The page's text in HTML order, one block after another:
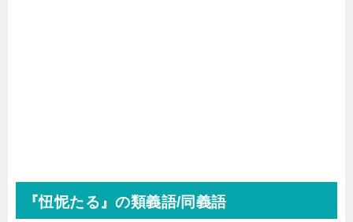
『忸怩たる』の類義語/同義語